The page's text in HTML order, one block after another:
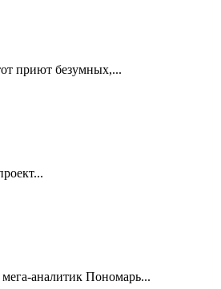
приют безумных,...
аналитик Пономарь...